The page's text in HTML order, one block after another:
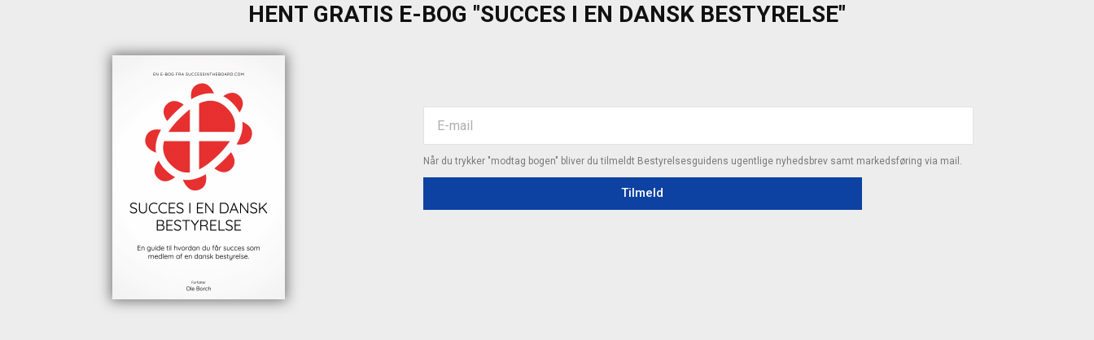
HENT GRATIS E-BOG "SUCCES I EN DANSK BESTYRELSE"
Når du trykker "modtag bogen" bliver du tilmeldt Bestyrelsesguidens ugentlige nyhedsbrev samt markedsføring via mail.
Tilmeld